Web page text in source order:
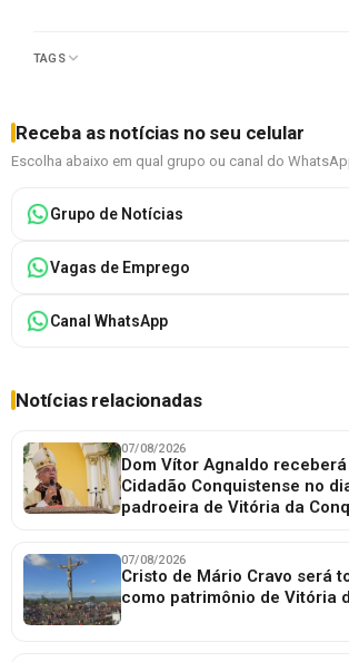
TAGS
Receba as notícias no seu celular
Escolha abaixo em qual grupo ou canal do
Grupo de Notícias
Vagas de Emprego
Canal WhatsApp
Notícias relacionadas
07/08/2026
Dom Vítor Agnaldo
Cidadão Conquistense no
padroeira de Vitória da
07/08/2026
Cristo de Mário Cravo será
como patrimônio de Vitória